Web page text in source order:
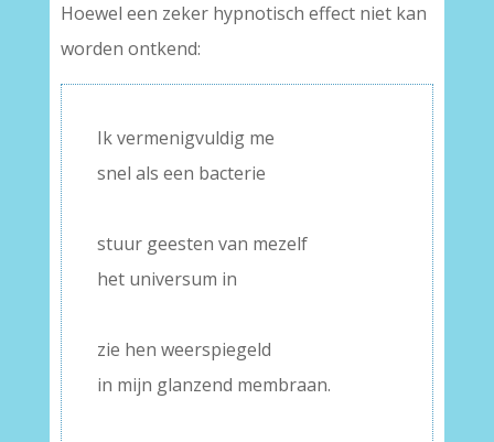
Hoewel een zeker hypnotisch effect niet kan
worden ontkend:
Ik vermenigvuldig me
snel als een bacterie
stuur geesten van mezelf
het universum in
zie hen weerspiegeld
in mijn glanzend membraan.